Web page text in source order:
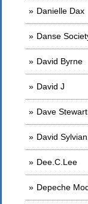
Danielle Dax
Danse
David Byrne
David J
Dave
David Sylvian
Dee.C.Lee
Depeche